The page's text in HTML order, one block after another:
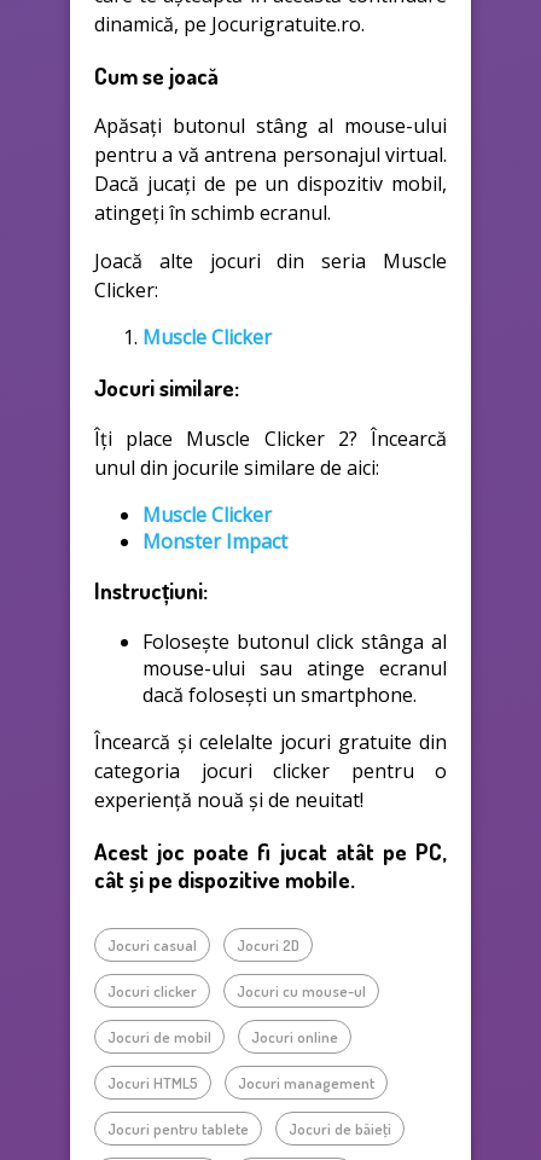
dinamică, pe Jocurigratuite.ro.
Cum se joacă
Apăsați butonul stâng al mouse-ului
pentru a vă antrena personajul virtual.
Dacă jucați de pe un dispozitiv mobil,
atingeți în schimb ecranul.
Joacă alte jocuri din seria Muscle
Clicker:
Muscle Clicker
Jocuri similare:
Îți place Muscle Clicker 2? Încearcă
unul din jocurile similare de aici:
Muscle Clicker
Monster Impact
Instrucțiuni:
Folosește butonul click stânga al
mouse-ului sau atinge ecranul
dacă folosești un smartphone.
Încearcă și celelalte jocuri gratuite din
categoria jocuri clicker pentru o
experiență nouă și de neuitat!
Acest joc poate fi jucat atât pe PC,
cât și pe dispozitive mobile.
Jocuri casual Jocuri 2D
Jocuri clicker Jocuri cu mouse-ul
Jocuri de mobil Jocuri online
Jocuri HTML5 Jocuri management
Jocuri pentru tablete Jocuri de băieţi